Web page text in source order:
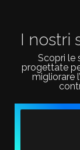
I nostri
Scopri le
progettate
migliorare